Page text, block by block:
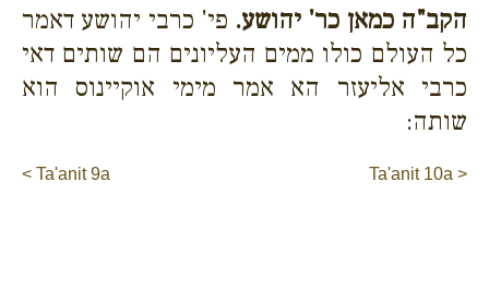
הקב"ה כמאן כר' יהושע. פי' כרבי יהושע דאמר
כל העולם כולו ממים העליונים הם שותים דאי
כרבי אליעזר הא אמר מימי אוקיינוס הוא
שותה:
< Ta'anit 9a Ta'anit 10a >